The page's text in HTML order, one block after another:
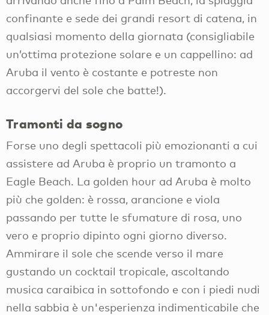
confinante e sede dei grandi resort di catena, in
qualsiasi momento della giornata (consigliabile
un’ottima protezione solare e un cappellino: ad
Aruba il vento è costante e potreste non
accorgervi del sole che batte!).
Tramonti da sogno
Forse uno degli spettacoli più emozionanti a cui
assistere ad Aruba è proprio un tramonto a
Eagle Beach. La golden hour ad Aruba è molto
più che golden: è rossa, arancione e viola
passando per tutte le sfumature di rosa, uno
vero e proprio dipinto ogni giorno diverso.
Ammirare il sole che scende verso il mare
gustando un cocktail tropicale, ascoltando
musica caraibica in sottofondo e con i piedi nudi
nella sabbia è un'esperienza indimenticabile che